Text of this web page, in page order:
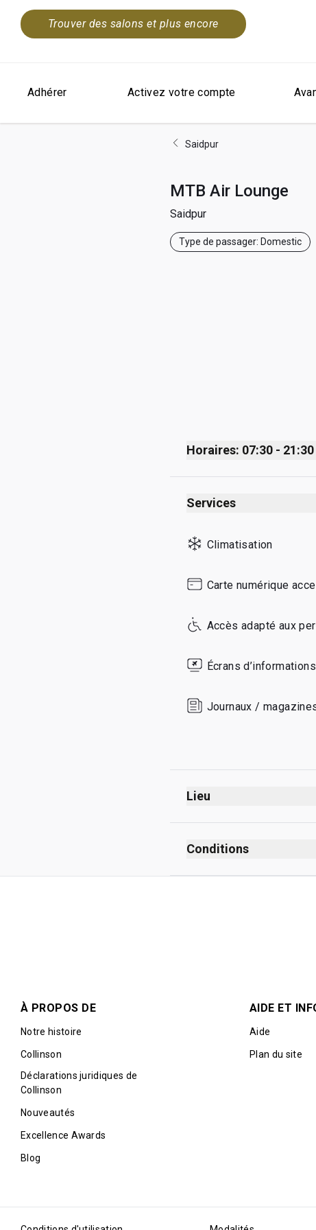
Trouver des salons et plus encore
Adhérer Activez votre compte
Saidpur
MTB Air Lounge
Saidpur
Type de passager: Domestic
Horaires: 07:30 - 21:30
Monday
Tuesday
Thursday
Friday
Sunday
Services
Climatisation
Carte numérique
Accès adapté aux
Écrans
Journaux /
Lieu
Conditions
À PROPOS DE
Notre histoire
Collinson
Déclarations juridiques de
Collinson
Nouveautés
Excellence Awards
Blog
AIDE ET
Aide
Plan du site